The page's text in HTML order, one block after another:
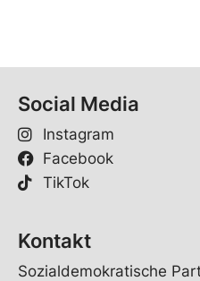
Social Media
Instagram
Facebook
TikTok
Kontakt
Sozialdemokratische